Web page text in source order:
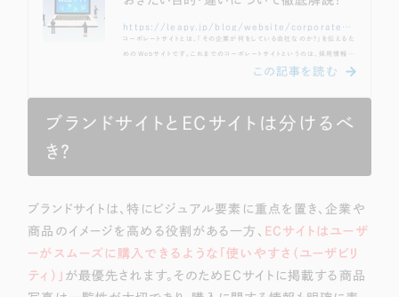
https://leapy.jp/blog/website/corporate-site/corporate-site-what
コーポレートサイトとは、「その企業が何をしている会社なのか？」を伝えるた
めのWebサイトです。これまでのコーポレートサイトというのは、採用情報や
商品購入ページなどを網羅した、企業に関する「万能サイト」とされることが
商品購入はECサイトなどと、目的の達成に沿ってさまざまなWebサイトを作
ることが効果的とされてきており、その中でもコーポレートサイトは「企業説
明」に特化したWebサイトとして制作されるようになったのです。本記事で
ブランドサイトとECサイトは分けるべ
き？
ブランドサイトは、特にビジュアル要素に重点を置き、企業や
商品のイメージを高める役割がある一方、 ECサイトはユーザ
ーがスムーズに購入できるような「使いやすさ（ユーザビリ
ティ）」 が最優先されます。そのためECサイトに掲載する商品